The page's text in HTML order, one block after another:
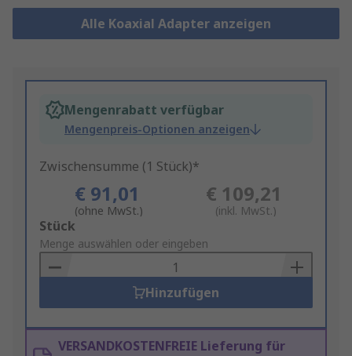
Alle Koaxial Adapter anzeigen
Mengenrabatt verfügbar
Mengenpreis-Optionen anzeigen
Zwischensumme (1 Stück)*
€ 91,01
(ohne MwSt.)
€ 109,21
(inkl. MwSt.)
Add
to
Basket
Stück
Menge auswählen oder eingeben
Hinzufügen
VERSANDKOSTENFREIE Lieferung für